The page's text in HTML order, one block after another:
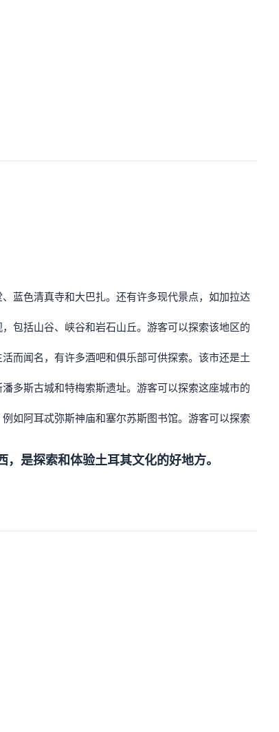
蓝色清真寺和大巴扎。还有许多现代景点，如加拉达
包括山谷、峡谷和岩石山丘。游客可以探索该地区的
而闻名，有许多酒吧和俱乐部可供探索。该市还是土
多斯古城和特梅索斯遗址。游客可以探索这座城市的
如阿耳忒弥斯神庙和塞尔苏斯图书馆。游客可以探索
是探索和体验土耳其文化的好地方。